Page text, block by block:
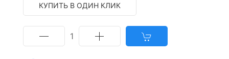
КУПИТЬ В ОДИН КЛИК
1